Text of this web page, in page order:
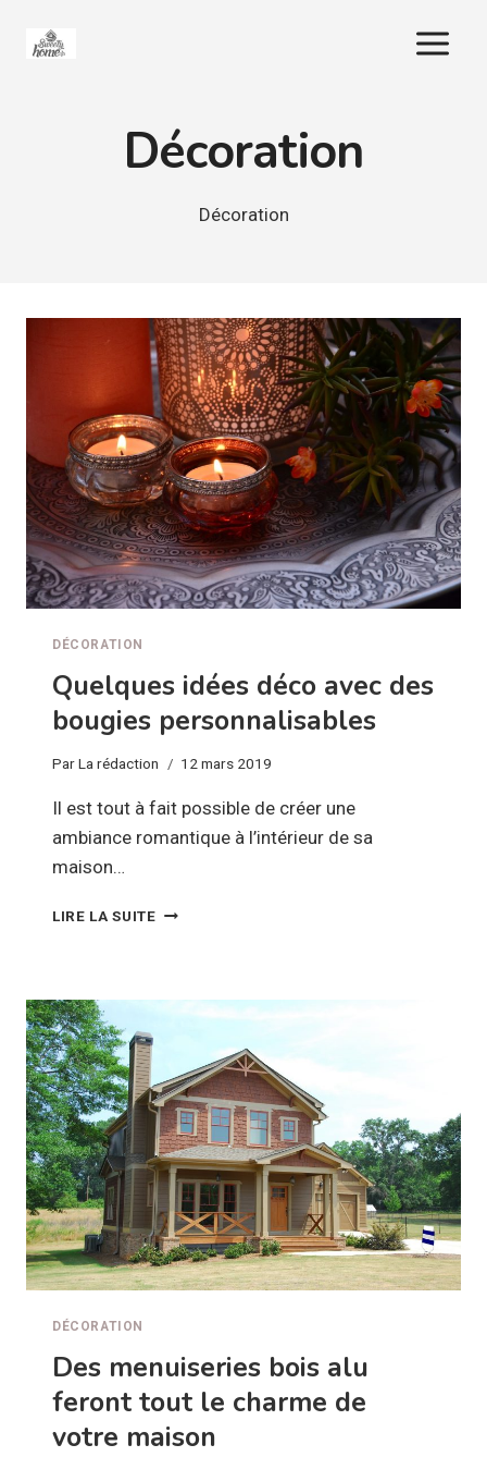
Décoration
Décoration
DÉCORATION
Quelques idées déco avec des
bougies personnalisables
ParLa rédaction 12 mars 2019
Il est tout à fait possible de créer une
ambiance romantique à l’intérieur de sa
maison…
LIRE LA SUITEQUELQUES
DES
PERSONNALISABLES
DÉCORATION
Des menuiseries bois alu
feront tout le charme de
votre maison